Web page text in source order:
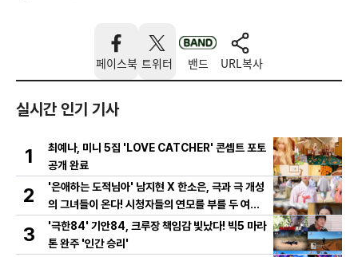
페이스북 트위터 밴드 URL복사
실시간 인기 기사
1
최예나, 미니 5집 'LOVE CATCHER' 콘셉트 포토
공개 완료
2
'은애하는 도적님아' 남지현 X 한소은, 극과 극 개성
의 그녀들이 온다! 시청자들의 연모를 부를 두 여인
의 활약은?
3
'극한84' 기안84, 크루장 책임감 빛났다! 빅5 마라
톤 완주 '인간 승리'